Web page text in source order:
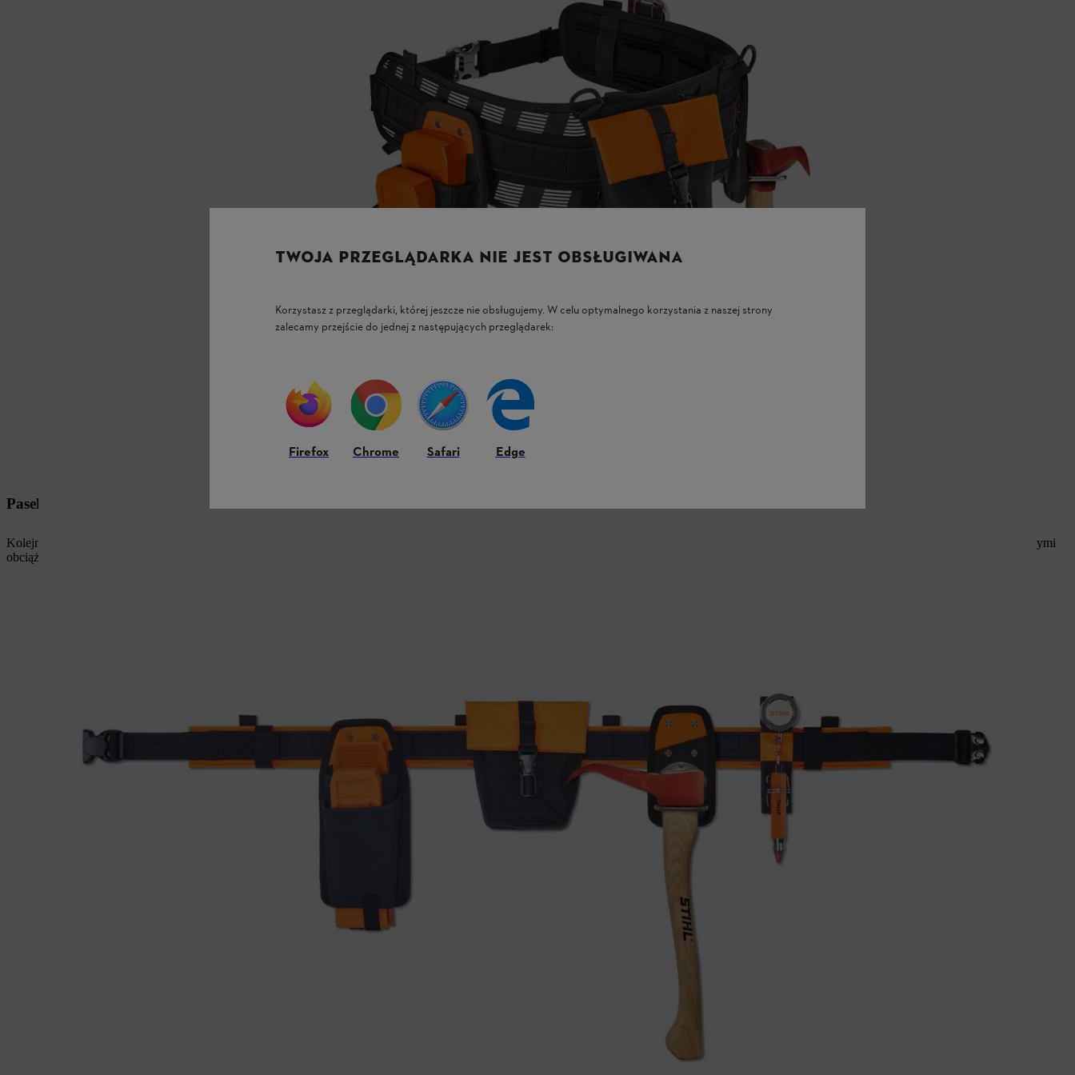
Pasek
Kolejnym centralnym elementem jest pasek STIHL ADVANCE X-Flex — również z systemem klipsów i dostępny w trzech rozmiarach. Dzięki lekkiej, wąskiej konstrukcji nadaje się do zastosowań z małymi
obciążeniami lub w wysokich temperaturach.
TWOJA PRZEGLĄDARKA NIE JEST OBSŁUGIWANA
Korzystasz z przeglądarki, której jeszcze nie obsługujemy. W celu optymalnego korzystania z naszej strony
zalecamy przejście do jednej z następujących przeglądarek:
Firefox Chrome Safari Edge